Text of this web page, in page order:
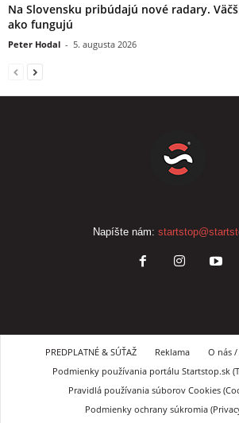
Na Slovensku pribúdajú nové radary.
ako fungujú
Peter Hodal - 5. augusta 2026
Napíšte nám:
PREDPLATNÉ & SÚŤAŽ Reklama
O nás
Podmienky používania portálu Startstop.sk
Pravidlá používania súborov Cookies
Podmienky ochrany súkromia